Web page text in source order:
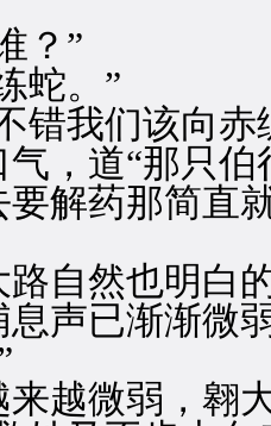
？”
。”
我们该向赤
道“那只伯
药那简直就
自然也明白
已渐渐微弱
微弱，翱大